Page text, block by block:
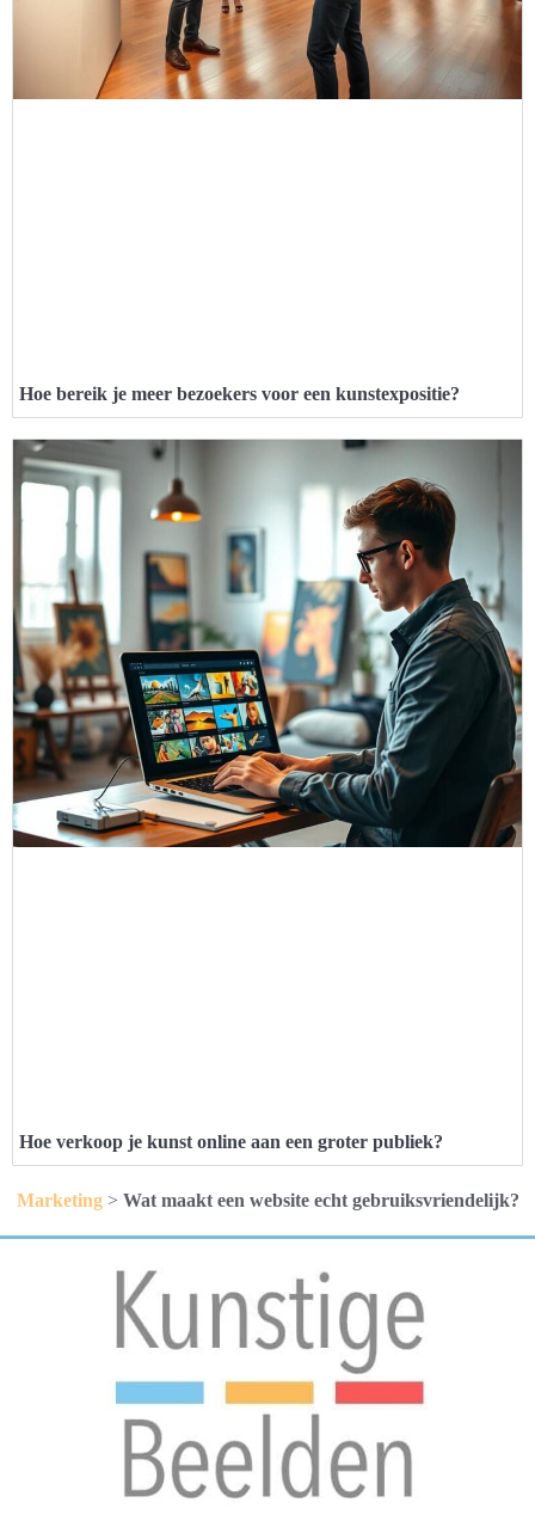
Hoe bereik je meer bezoekers voor een kunstexpositie?
Hoe verkoop je kunst online aan een groter publiek?
Marketing> Wat maakt een website echt gebruiksvriendelijk?